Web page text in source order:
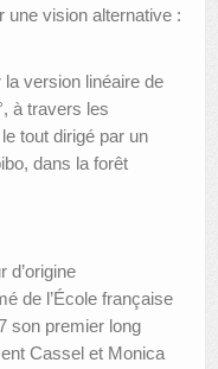
une vision alternative :
version linéaire de
à travers les
tout dirigé par un
dans la forêt
d’origine
de l’École française
son premier long
Cassel et Monica